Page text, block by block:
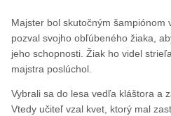
Majster bol skutočným šampiónom
pozval svojho obľúbeného žiaka,
jeho schopnosti. Žiak ho videl
majstra poslúchol.
Vybrali sa do lesa vedľa kláštora a
Vtedy učiteľ vzal kvet, ktorý mal